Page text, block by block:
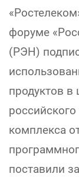
форуме
(РЭН)
продуктов в
комплекса
поставили